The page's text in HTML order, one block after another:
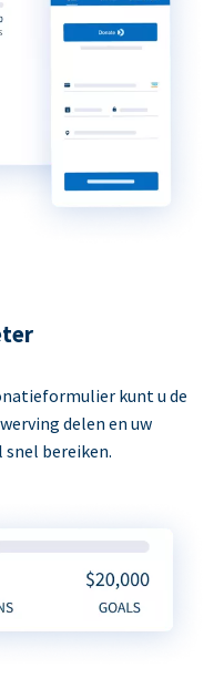
kunt u de
delen en uw
bereiken.